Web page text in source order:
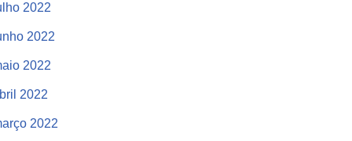
2022
2022
2022
2022
2022